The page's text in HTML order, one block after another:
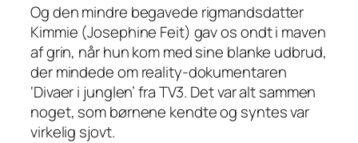
Og den mindre begavede rigmandsdatter
Kimmie (Josephine Feit) gav os ondt i maven
af grin, når hun kom med sine blanke udbrud,
der mindede om reality-dokumentaren
‘Divaer i junglen’ fra TV3. Det var alt sammen
noget, som børnene kendte og syntes var
virkelig sjovt.